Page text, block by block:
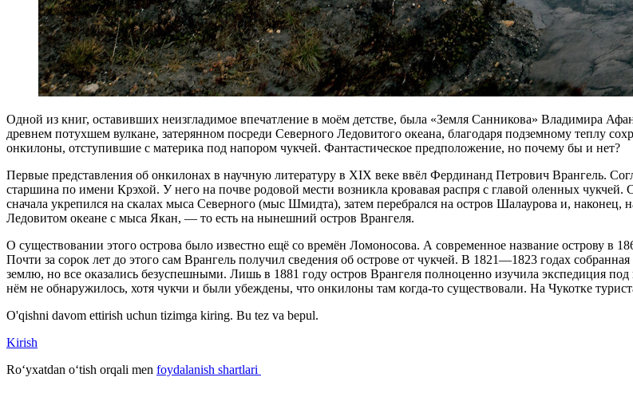
Одной из книг, оставивших неизгладимое впечатление в моём детстве, была «Земля Санникова» Владимира
древнем потухшем вулкане, затерянном посреди Северного Ледовитого океана, благодаря подземному теплу
онкилоны, отступившие с материка под напором чукчей. Фантастическое предположение, но почему бы и нет?
Первые представления об онкилонах в научную литературу в XIX веке ввёл Фердинанд Петрович Врангель.
старшина по имени Крэхой. У него на почве родовой мести возникла кровавая распря с главой оленных
сначала укрепился на скалах мыса Северного (мыс Шмидта), затем перебрался на остров Шалаурова и,
Ледовитом океане с мыса Якан, — то есть на нынешний остров Врангеля.
О существовании этого острова было известно ещё со времён Ломоносова. А современное название острову в
Почти за сорок лет до этого сам Врангель получил сведения об острове от чукчей. В 1821—1823 годах
землю, но все оказались безуспешными. Лишь в 1881 году остров Врангеля полноценно изучила экспедиция
нём не обнаружилось, хотя чукчи и были убеждены, что онкилоны там когда-то существовали. На Чукотке
O'qishni davom ettirish uchun tizimga kiring. Bu tez va bepul.
Kirish
Roʻyxatdan oʻtish orqali men foydalanish shartlari